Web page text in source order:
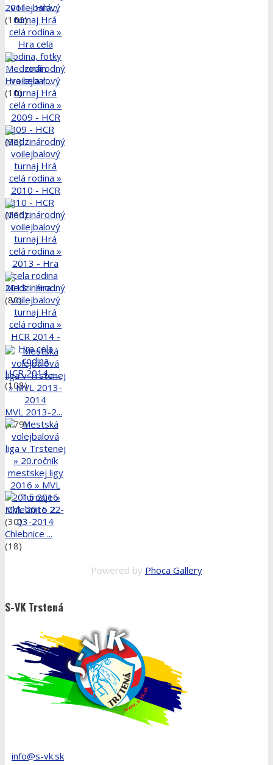
S-VK Trstená
info@s-vk.sk
2011 - Hrá...
(166)
Hra cela r...
(10)
2009 - HCR
(95)
2010 - HCR
(166)
2013 - Hra...
(80)
HCR 2014 -...
(108)
MVL 2013-2...
(179)
MVL 2015 2...
(30)
Chlebnice ...
(18)
Powered by Phoca Gallery